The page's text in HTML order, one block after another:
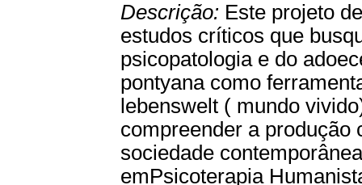
Descrição: Este projeto
estudos críticos que
psicopatologia e do
pontyana como
lebenswelt ( mundo
compreender a produção
sociedade
emPsicoterapia